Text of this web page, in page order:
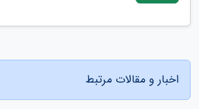
اخبار و مقالات مرتبط